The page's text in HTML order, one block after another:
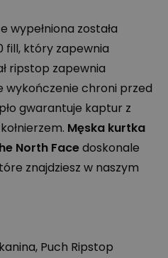
wypełniona została
fill, który zapewnia
ripstop zapewnia
wykończenie chroni przed
gwarantuje kaptur z
Męska kurtka
North Facedoskonale
znajdziesz w naszym
Puch Ripstop